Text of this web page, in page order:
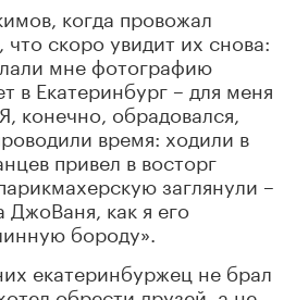
когда провожал
скоро увидит их снова:
мне фотографию
в Екатеринбург – для меня
конечно, обрадовался,
время: ходили в
привел в восторг
заглянули –
ДжоВаня, как я его
бороду».
екатеринбуржец не брал